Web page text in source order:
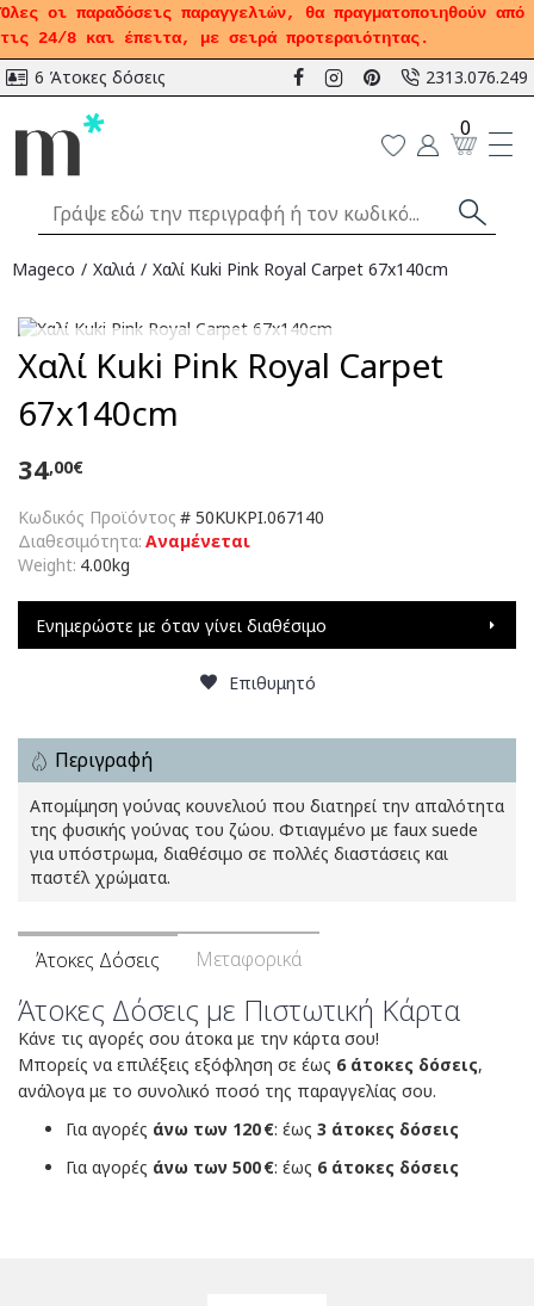
Όλες οι παραδόσεις παραγγελιών, θα πραγματοποιηθούν από
τις 24/8 και έπειτα, με σειρά προτεραιότητας.
6 Άτοκες δόσεις 2313.076.249
0
Mageco Χαλιά Χαλί Kuki Pink Royal Carpet 67x140cm
Αναμένεται
Χαλί Kuki Pink Royal Carpet
67x140cm
Κωδικός Προϊόντος # 50KUKPI.067140
Διαθεσιμότητα: Αναμένεται
Weight: 4.00kg
34,00€
Ενημερώστε με όταν γίνει διαθέσιμο
Επιθυμητό
Περιγραφή
Απομίμηση γούνας κουνελιού που διατηρεί την απαλότητα
της φυσικής γούνας του ζώου. Φτιαγμένο με faux suede
για υπόστρωμα, διαθέσιμο σε πολλές διαστάσεις και
παστέλ χρώματα.
Άτοκες Δόσεις Μεταφορικά
Άτοκες Δόσεις με Πιστωτική Κάρτα
Κάνε τις αγορές σου άτοκα με την κάρτα σου!
Μπορείς να επιλέξεις εξόφληση σε έως 6 άτοκες δόσεις,
ανάλογα με το συνολικό ποσό της παραγγελίας σου.
Για αγορές άνω των 120 €: έως 3 άτοκες δόσεις
Για αγορές άνω των 500 €: έως 6 άτοκες δόσεις